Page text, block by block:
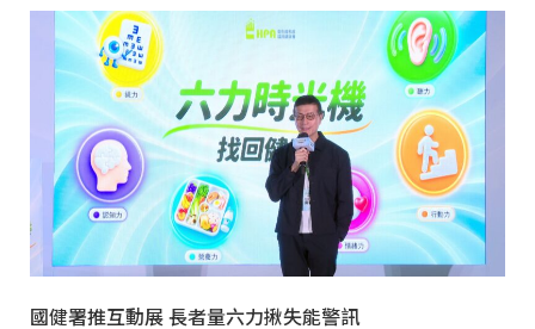
國健署推互動展 長者量六力揪失能警訊